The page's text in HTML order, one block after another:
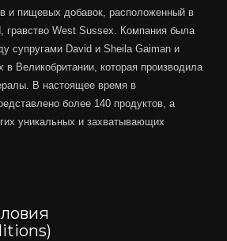
и пищевых добавок, расположенный в
гравство West Sussex. Компания была
супругами David и Sheila Gaiman и
Великобритании, которая производила
В настоящее время в
более 140 продуктов, а
уникальных и захватывающих